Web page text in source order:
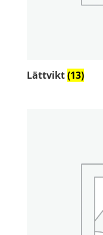
Lättvikt(13)